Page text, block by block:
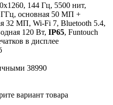
144 Гц, 5500 нит,
ГГц, основная 50 МП +
32 МП, Wi-Fi 7, Bluetooth 5.4,
120 Вт, IP65, Funtouch
в дисплее
38990
вариант товара